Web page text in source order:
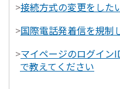
>接続方式の変更をした
>国際電話発着信を規制
>マイページのログイン
で教えてください